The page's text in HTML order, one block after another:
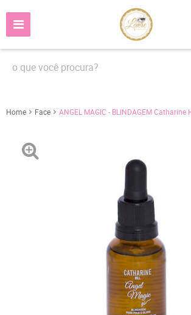
Home Face ANGEL MAGIC - BLINDAGEM Catharine